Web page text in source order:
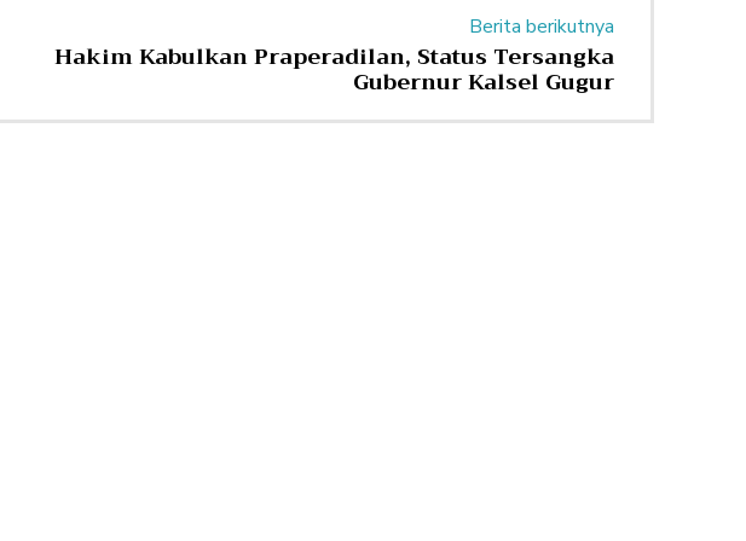
Berita berikutnya
Hakim Kabulkan Praperadilan, Status Tersangka
Gubernur Kalsel Gugur